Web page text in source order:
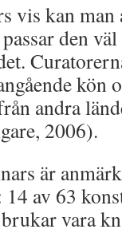
vis kan
den
kön
andra
2006).
är
av 63
vara